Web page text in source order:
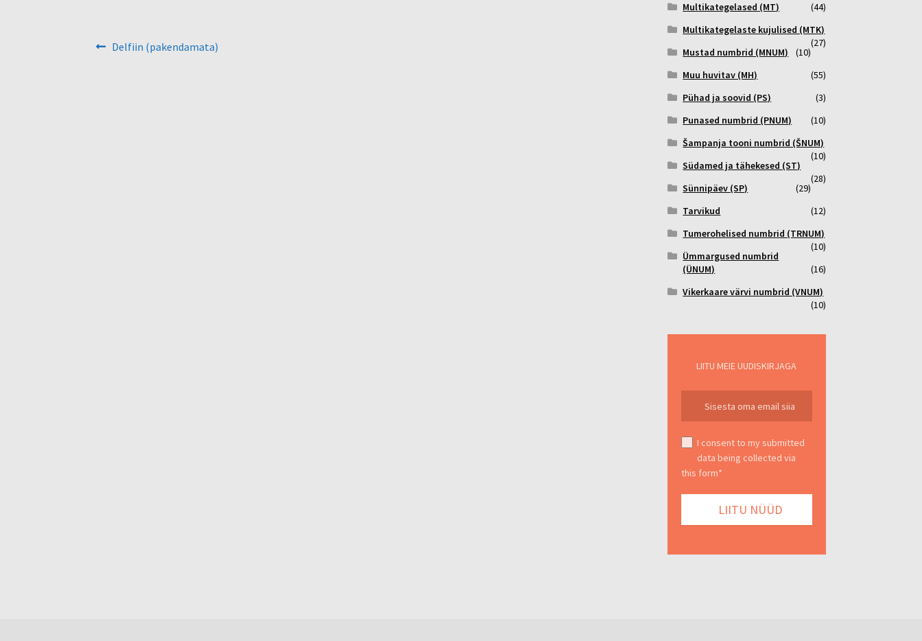
Navigeerimine
Eelmine
Delfiin (pakendamata)
Multikategelased (MT)
(44)
Multikategelaste kujulised (MTK)
(27)
Mustad numbrid (MNUM)
(10)
Muu huvitav (MH)
(55)
Pühad ja soovid (PS)
(3)
Punased numbrid (PNUM)
(10)
Šampanja tooni numbrid (ŠNUM)
(10)
Südamed ja tähekesed (ST)
(28)
Sünnipäev (SP)
(29)
Tarvikud
(12)
Tumerohelised numbrid (TRNUM)
(10)
Ümmargused numbrid
(ÜNUM)
(16)
Vikerkaare värvi numbrid (VNUM)
(10)
LIITU MEIE UUDISKIRJAGA
I consent to my submitted
data being collected via
this form*